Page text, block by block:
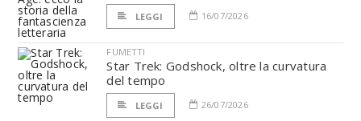
LEGGI 16/07/2026
FUMETTI
Star Trek: Godshock, oltre la curvatura
del tempo
LEGGI 26/07/2026